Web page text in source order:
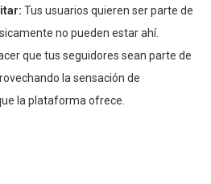
Tus usuarios quieren ser parte de
no pueden estar ahí.
que tus seguidores sean parte de
la sensación de
la plataforma ofrece.